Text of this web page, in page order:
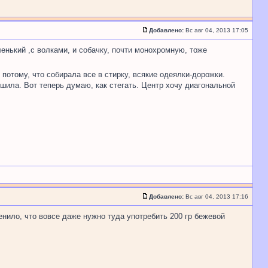
Добавлено: Вс авг 04, 2013 17:05
,с волками, и собачку, почти монохромную, тоже
что собирала все в стирку, всякие одеялки-дорожки.
Вот теперь думаю, как стегать. Центр хочу диагональной
Добавлено: Вс авг 04, 2013 17:16
что вовсе даже нужно туда употребить 200 гр бежевой